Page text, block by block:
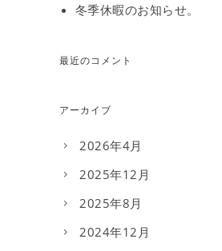
冬季休暇のお知らせ。
最近のコメント
アーカイブ
2026年4月
2025年12月
2025年8月
2024年12月